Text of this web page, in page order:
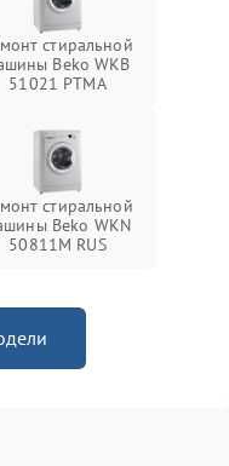
стиральной
Beko WKB
51021 PTМА
стиральной
Beko WKN
50811M RUS